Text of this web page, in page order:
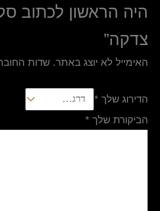
היה הראשון לכתוב
צדקה”
האימייל לא יוצג באתר. שדות
הדירוג שלך *
הביקורת שלך *